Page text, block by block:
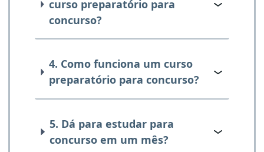
curso preparatório para
concurso?
4. Como funciona um curso
preparatório para concurso?
5. Dá para estudar para
concurso em um mês?